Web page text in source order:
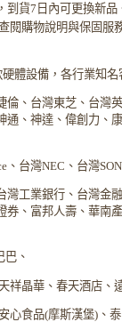
到貨7日內可更換新品
閱購物說明與保固服
體設備，各行業知名
、台灣東芝、台灣
、神達、偉創力、
、台灣NEC、台灣
工業銀行、台灣金
、富邦人壽、華南
、
祥晶華、春天酒店、
心食品(摩斯漢堡)、